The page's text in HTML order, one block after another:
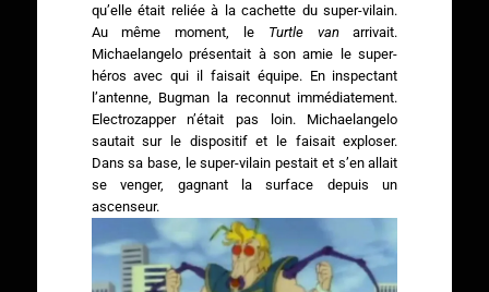
qu’elle était reliée à la cachette du super-vilain.
Au même moment, le Turtle vanarrivait.
Michaelangelo présentait à son amie le super-
héros avec qui il faisait équipe. En inspectant
l’antenne, Bugman la reconnut immédiatement.
Electrozapper n’était pas loin. Michaelangelo
sautait sur le dispositif et le faisait exploser.
Dans sa base, le super-vilain pestait et s’en allait
se venger, gagnant la surface depuis un
ascenseur.